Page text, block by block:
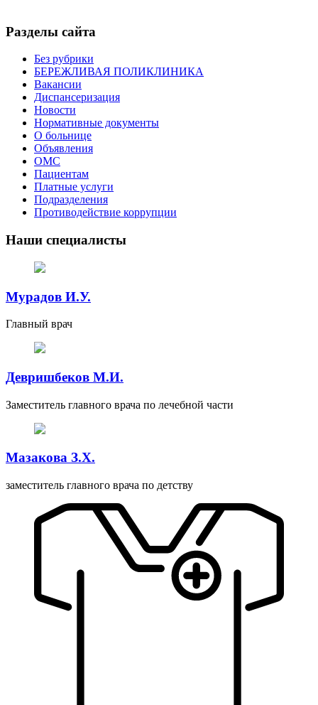
Разделы сайта
Без рубрики
БЕРЕЖЛИВАЯ ПОЛИКЛИНИКА
Вакансии
Диспансеризация
Новости
Нормативные документы
О больнице
Объявления
ОМС
Пациентам
Платные услуги
Подразделения
Противодействие коррупции
Наши специалисты
Мурадов И.У.
Главный врач
Девришбеков М.И.
Заместитель главного врача по лечебной части
Мазакова З.Х.
заместитель главного врача по детству